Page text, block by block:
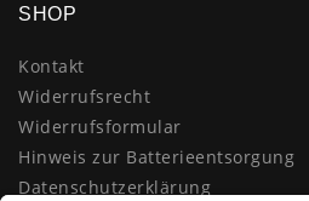
SHOP
Kontakt
Widerrufsrecht
Widerrufsformular
Hinweis zur Batterieentsorgung
Datenschutzerklärung